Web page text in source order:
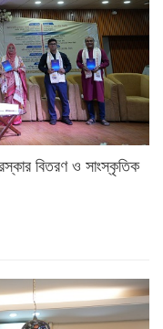
বিতরণ ও সাংস্কৃতিক